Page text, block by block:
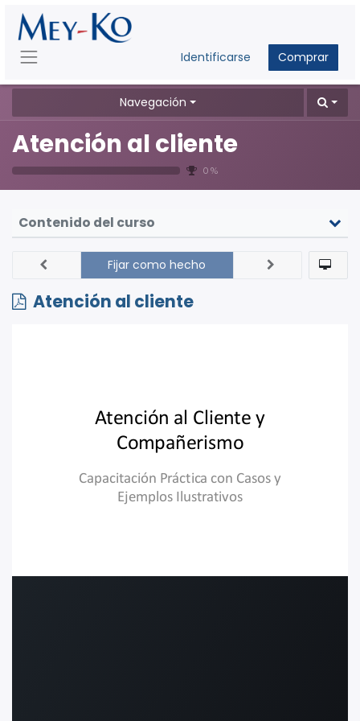
Identificarse Comprar
Navegación
Atención al cliente
0 %
Contenido del curso
Atención al cliente
Fijar como hecho